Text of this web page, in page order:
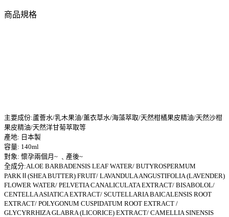
商品規格
主要成份:蘆薈水/乳木果油/薰衣草水/海藻萃取/天然柑橘果皮精油/天然沙柑
果皮精油/天然洋甘菊萃取等
產地: 日本製
容量: 140ml
對象: 懷孕兩個月~ ﹑產後~
全成分:ALOE BARBADENSIS LEAF WATER/ BUTYROSPERMUM
PARKⅡ(SHEA BUTTER) FRUIT/ LAVANDULA ANGUSTIFOLIA (LAVENDER)
FLOWER WATER/ PELVETIA CANALICULATA EXTRACT/ BISABOLOL/
CENTELLA ASIATICA EXTRACT/ SCUTELLARIA BAICALENSIS ROOT
EXTRACT/ POLYGONUM CUSPIDATUM ROOT EXTRACT /
GLYCYRRHIZA GLABRA (LICORICE) EXTRACT/ CAMELLIA SINENSIS